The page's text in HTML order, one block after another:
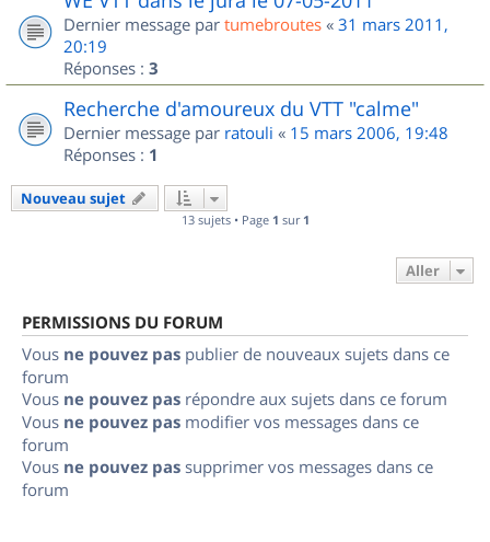
Dernier message par tumebroutes « 31 mars 2011,
20:19
Réponses : 3
Recherche d'amoureux du VTT "calme"
Dernier message par ratouli « 15 mars 2006, 19:48
Réponses : 1
Nouveau sujet
13 sujets • Page 1 sur 1
Aller
PERMISSIONS DU FORUM
Vous ne pouvez pas publier de nouveaux sujets dans ce
forum
Vous ne pouvez pas répondre aux sujets dans ce forum
Vous ne pouvez pas modifier vos messages dans ce
forum
Vous ne pouvez pas supprimer vos messages dans ce
forum